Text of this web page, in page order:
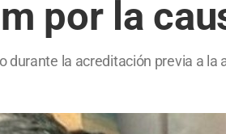
por la
la acreditación previa a